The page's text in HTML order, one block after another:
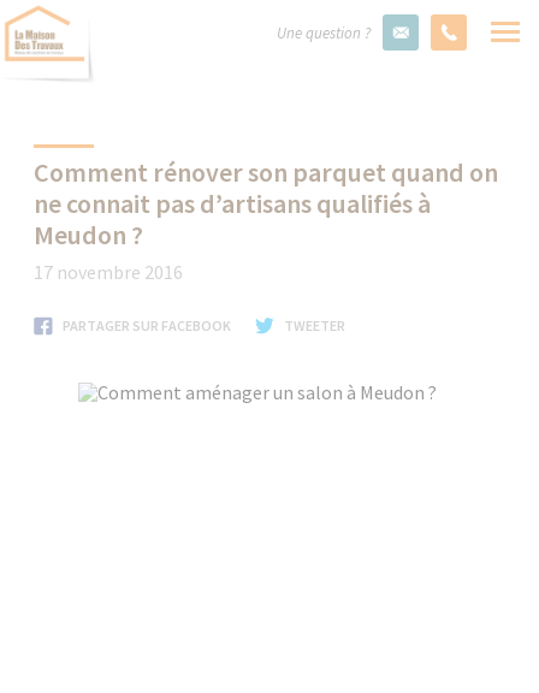
Une question ?
Comment rénover son parquet quand on
ne connait pas d’artisans qualifiés à
Meudon ?
17 novembre 2016
PARTAGER SUR FACEBOOK TWEETER